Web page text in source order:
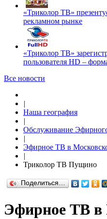
«Триколор ТВ»
рекламном рынке
«Триколор ТВ»
пользователя HD –
Все новости
|
Наша география
|
Обслуживание
|
Эфирное ТВ в
|
Триколор ТВ Пущино
Поделиться…
Эфирное ТВ